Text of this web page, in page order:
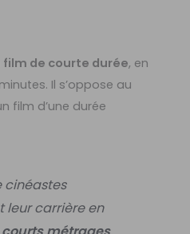
film de courte durée, en
Il s’oppose au
film d’une durée
cinéastes
carrière en